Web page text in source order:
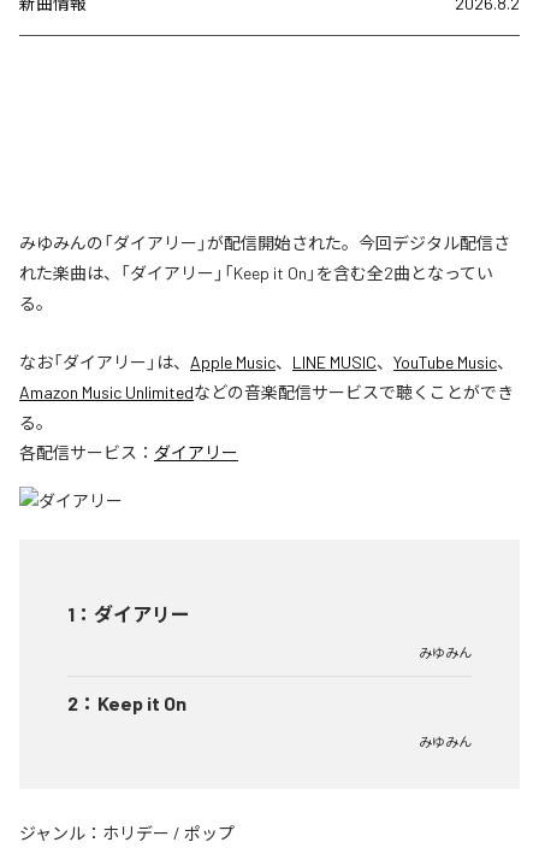
みゆみんの「ダイアリー」が配信開始された。今回デジタル配信さ
れた楽曲は、「ダイアリー」「Keep it On」を含む全2曲となってい
る。
なお「ダイアリー 」は、 Apple Music、 LINE MUSIC、 YouTube Music、
Amazon Music Unlimitedなどの音楽配信サービスで聴くことができ
る。
各配信サービス： ダイアリー
1 ： ダイアリー
みゆみん
2 ： Keep it On
みゆみん
ジャンル： ホリデー / ポップ